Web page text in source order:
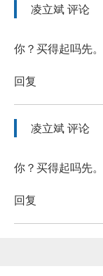
凌立斌评论
你？买得起吗先。
回复
凌立斌评论
你？买得起吗先。
回复